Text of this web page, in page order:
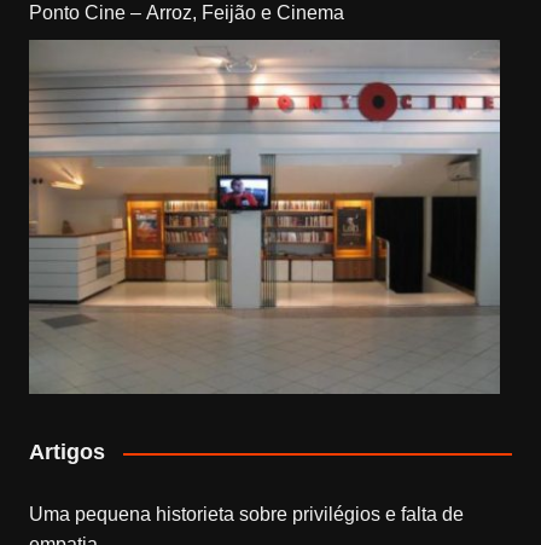
Ponto Cine – Arroz, Feijão e Cinema
Artigos
Uma pequena historieta sobre privilégios e falta de